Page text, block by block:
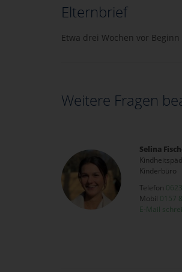
Elternbrief
Etwa drei Wochen vor
Weitere Fragen
Selina
Kinderbüro
Telefon
Mobil 0157
E-Mail